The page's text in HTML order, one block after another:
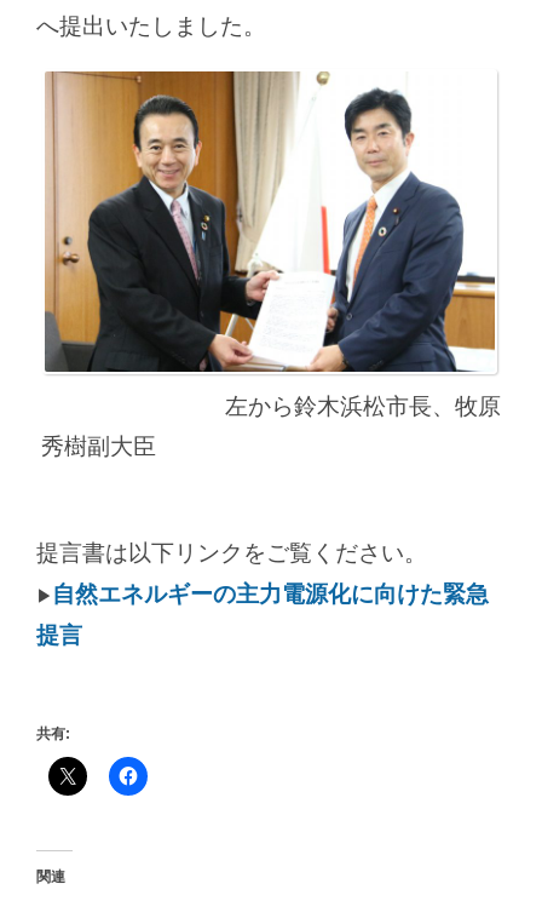
へ提出いたしました。
左から鈴木浜松市長、牧原
秀樹副大臣
提言書は以下リンクをご覧ください。
▶ 自然エネルギーの主力電源化に向けた緊急
提言
共有:
関連